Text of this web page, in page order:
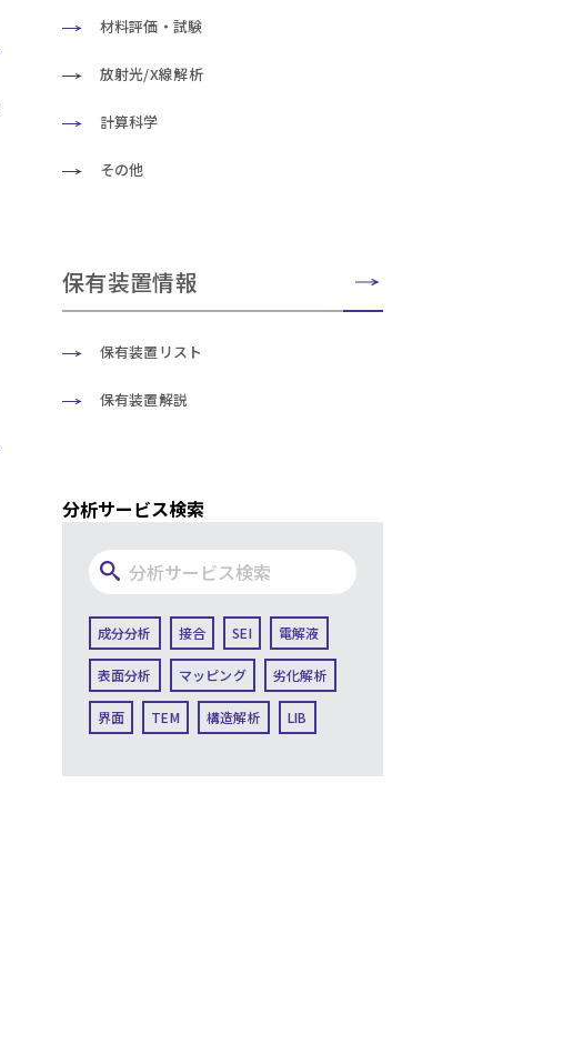
材料評価・試験
放射光/X線解析
計算科学
その他
保有装置情報
保有装置リスト
保有装置解説
分析サービス検索
成分分析 接合 SEI 電解液
表面分析 マッピング 劣化解析
界面 TEM 構造解析 LIB